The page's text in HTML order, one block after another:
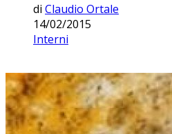
di Claudio Ortale
14/02/2015
Interni